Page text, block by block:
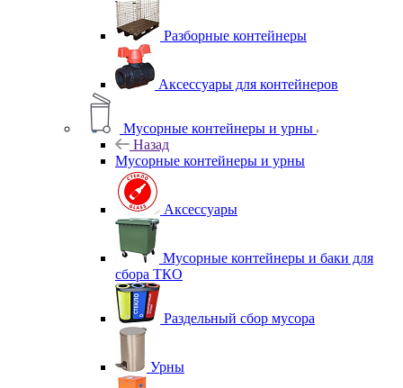
Разборные контейнеры
Аксессуары для контейнеров
Мусорные контейнеры и урны
Назад
Мусорные контейнеры и урны
Аксессуары
Мусорные контейнеры и баки для
сбора ТКО
Раздельный сбор мусора
Урны